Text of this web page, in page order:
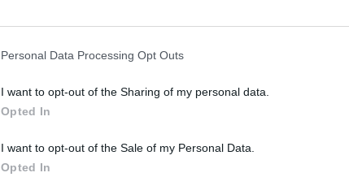
Personal Data Processing Opt Outs
I want to opt-out of the Sharing of my personal data.
Opted In
I want to opt-out of the Sale of my Personal Data.
Opted In